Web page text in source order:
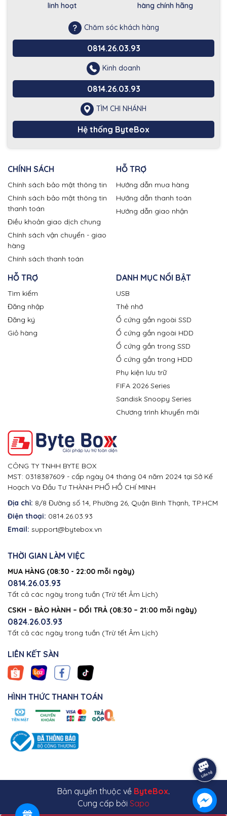
linh hoạt
hàng chính hãng
Chăm sóc khách hàng
0814.26.03.93
Kinh doanh
0814.26.03.93
TÌM CHI NHÁNH
Hệ thống ByteBox
CHÍNH SÁCH
Chính sách bảo mật thông tin
Chính sách bảo mật thông tin
thanh toán
Điều khoản giao dịch chung
Chính sách vận chuyển - giao
hàng
Chính sách thanh toán
HỖ TRỢ
Hướng dẫn mua hàng
Hướng dẫn thanh toán
Hướng dẫn giao nhận
HỖ TRỢ
Tìm kiếm
Đăng nhập
Đăng ký
Giỏ hàng
DANH MỤC NỔI BẬT
USB
Thẻ nhớ
Ổ cứng gắn ngoài SSD
Ổ cứng gắn ngoài HDD
Ổ cứng gắn trong SSD
Ổ cứng gắn trong HDD
Phụ kiện lưu trữ
FIFA 2026 Series
Sandisk Snoopy Series
Chương trình khuyến mãi
CÔNG TY TNHH BYTE BOX
MST: 0318387609 - cấp ngày 04 tháng 04 năm 2024 tại Sở Kế
Hoạch Và Đầu Tư THÀNH PHỐ HỒ CHÍ MINH
Địa chỉ: 8/8 Đường số 14, Phường 26, Quận Bình Thạnh, TP.HCM
Điện thoại: 0814.26.03.93
Email: support@bytebox.vn
THỜI GIAN LÀM VIỆC
MUA HÀNG (08:30 - 22:00 mỗi ngày)
0814.26.03.93
Tất cả các ngày trong tuần (Trừ tết Âm Lịch)
CSKH – BẢO HÀNH – ĐỔI TRẢ (08:30 – 21:00 mỗi ngày)
0824.26.03.93
Tất cả các ngày trong tuần (Trừ tết Âm Lịch)
LIÊN KẾT SÀN
HÌNH THỨC THANH TOÁN
Bản quyền thuộc về ByteBox.
Cung cấp bởi Sapo